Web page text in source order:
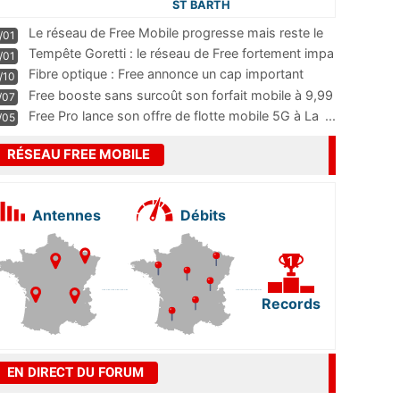
ST BARTH
Le réseau de Free Mobile progresse mais reste le
m
...
Tempête Goretti : le réseau de Free fortement impa
Fibre optique : Free annonce un cap important
pass
...
Free booste sans surcoût son forfait mobile à 9,99
Free Pro lance son offre de flotte mobile 5G à La ...
RÉSEAU FREE MOBILE
Antennes Débits
Records
EN DIRECT DU FORUM